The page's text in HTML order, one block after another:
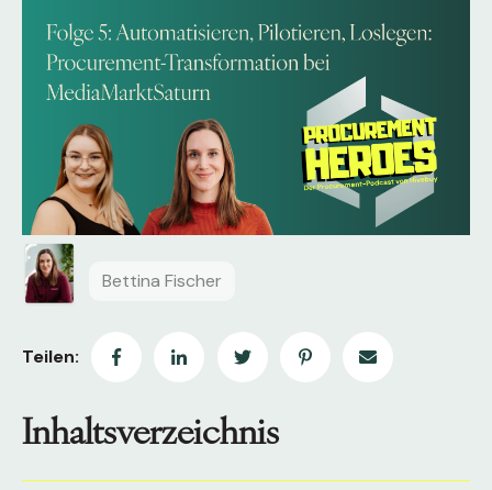
Bettina Fischer
Teilen:
Inhaltsverzeichnis